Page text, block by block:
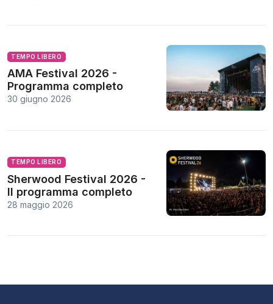
TEMPO LIBERO
AMA Festival 2026 -
Programma completo
30 giugno 2026
TEMPO LIBERO
Sherwood Festival 2026 -
Il programma completo
28 maggio 2026